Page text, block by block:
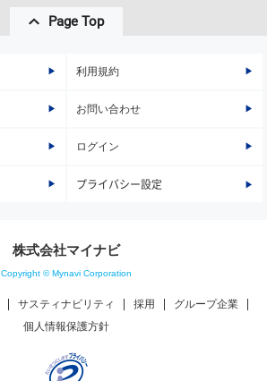
Page Top
利用規約
お問い合わせ
ログイン
プライバシー設定
株式会社マイナビ
Copyright © Mynavi Corporation
サスティナビリティ 採用
グループ企業
個人情報保護方針